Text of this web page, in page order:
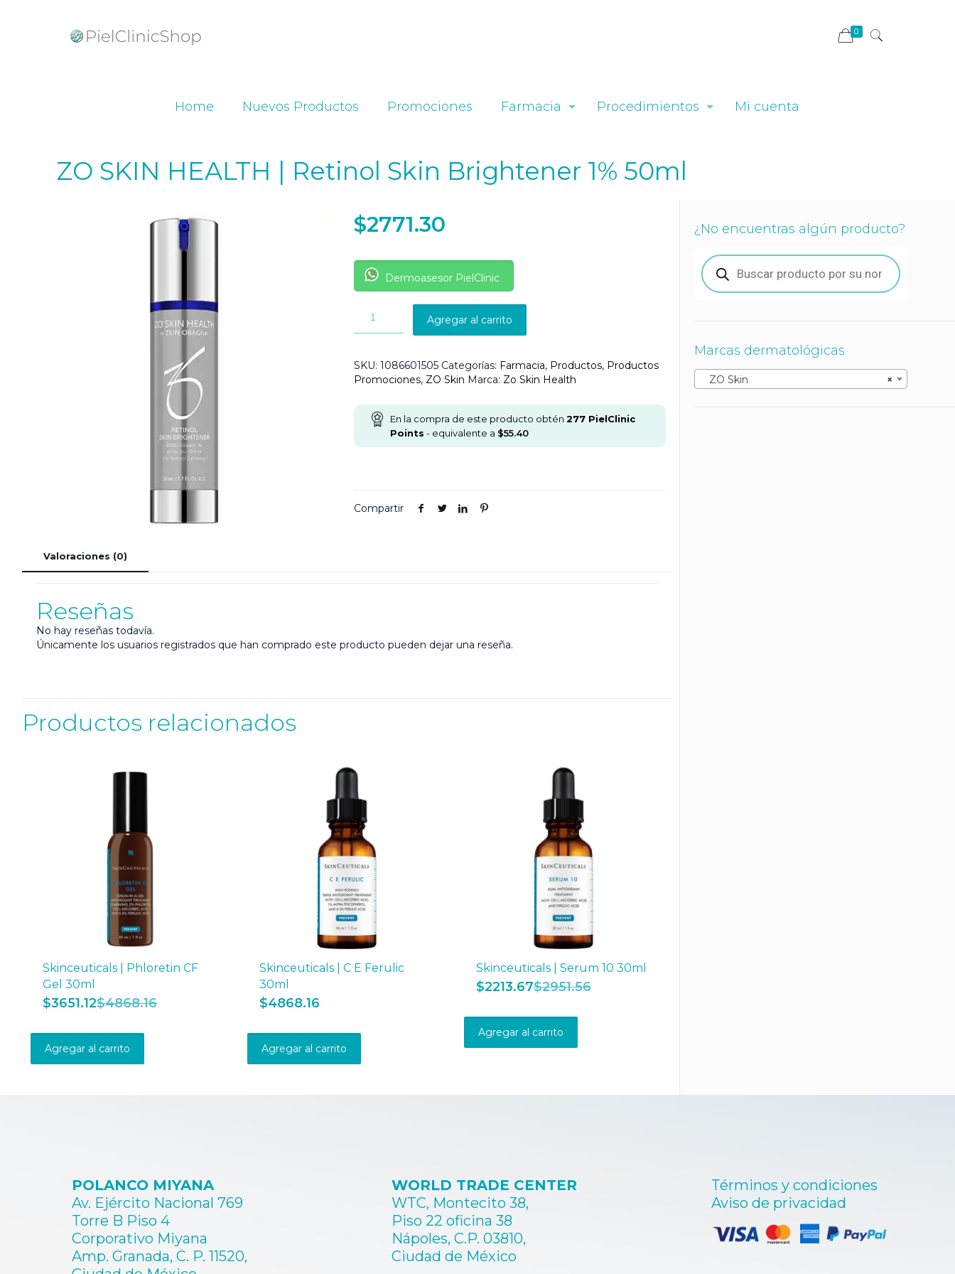
Home Nuevos Productos Promociones Farmacia Procedimientos Mi cuenta
0
ZO SKIN HEALTH | Retinol Skin Brightener 1% 50ml
$2771.30
Dermoasesor PielClinic
Agregar al carrito
SKU: 1086601505 Categorías: Farmacia, Productos, Productos
Promociones, ZO Skin Marca: Zo Skin Health
En la compra de este producto obtén 277PielClinic
Points - equivalente a $55.40
Compartir
Valoraciones (0)
Reseñas
No hay reseñas todavía.
Únicamente los usuarios registrados que han comprado este producto pueden dejar una reseña.
Productos relacionados
Skinceuticals | Phloretin CF
Gel 30ml
$3651.12$4868.16
Agregar al carrito
Skinceuticals | C E Ferulic
30ml
$4868.16
Agregar al carrito
Skinceuticals | Serum 10 30ml
$2213.67$2951.56
Agregar al carrito
¿No encuentras algún producto?
Búsqueda
de
productos
Marcas dermatológicas
×
ZO Skin
POLANCO MIYANA
Av. Ejército Nacional 769
Torre B Piso 4
Corporativo Miyana
Amp. Granada, C. P. 11520,
WORLD TRADE CENTER
WTC, Montecito 38,
Piso 22 oficina 38
Nápoles, C.P. 03810,
Ciudad de México
Términos y condiciones
Aviso de privacidad